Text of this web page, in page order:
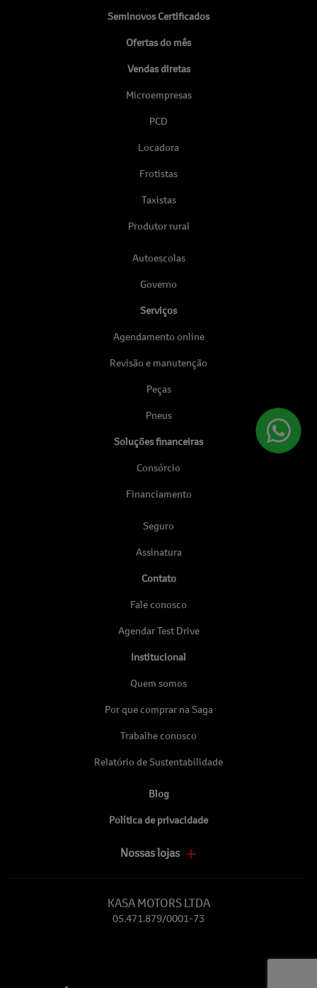
Seminovos Certificados
Ofertas do mês
Vendas diretas
Microempresas
PCD
Locadora
Frotistas
Taxistas
Produtor rural
Autoescolas
Governo
Serviços
Agendamento online
Revisão e manutenção
Peças
Pneus
Soluções financeiras
Consórcio
Financiamento
Seguro
Assinatura
Contato
Fale conosco
Agendar Test Drive
Institucional
Quem somos
Por que comprar na Saga
Trabalhe conosco
Relatório de Sustentabilidade
Blog
Política de privacidade
Nossas lojas
KASA MOTORS LTDA
05.471.879/0001-73